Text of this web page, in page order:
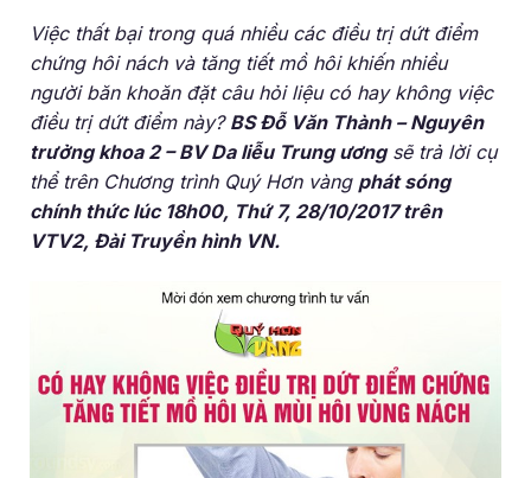
Việc thất bại trong quá nhiều các điều trị dứt điểm
chứng hôi nách và tăng tiết mồ hôi khiến nhiều
người băn khoăn đặt câu hỏi liệu có hay không việc
điều trị dứt điểm này? BS Đỗ Văn Thành – Nguyên
trưởng khoa 2 – BV Da liễu Trung ươngsẽ trả lời cụ
thể trên Chương trình Quý Hơn vàng phát sóng
chính thức lúc 18h00, Thứ 7, 28/10/2017 trên
VTV2, Đài Truyền hình VN.